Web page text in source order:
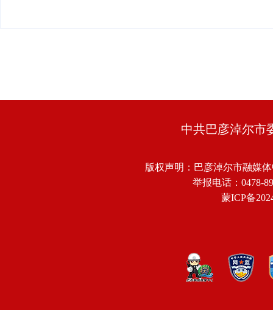
中共巴彦淖尔市
版权声明：巴彦淖尔市融媒
举报电话：0478-
蒙ICP备